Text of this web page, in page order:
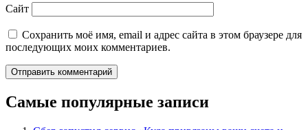
Сайт
Сохранить моё имя, email и адрес сайта в этом браузере для
последующих моих комментариев.
Самые популярные записи